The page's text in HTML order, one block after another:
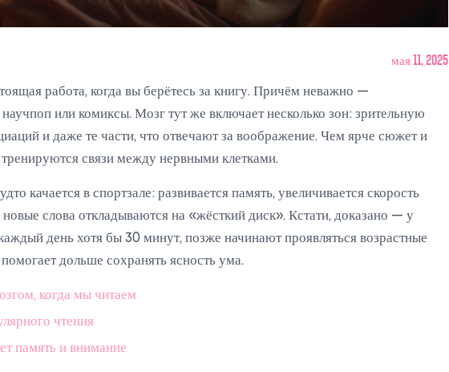
мая 11, 2025
работа, когда вы берётесь за книгу. Причём неважно —
или комиксы. Мозг тут же включает несколько зон: зрительную
и даже те части, что отвечают за воображение. Чем ярче сюжет и
связи между нервными клетками.
качается в спортзале: развивается память, увеличивается скорость
слова откладываются на «жёсткий диск». Кстати, доказано — у
день хотя бы 30 минут, позже начинают проявляться возрастные
дольше сохранять ясность ума.
когда мы читаем
чтения
память и внимание